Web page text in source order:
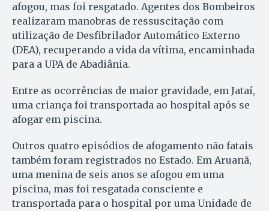
afogou, mas foi resgatado. Agentes dos Bombeiros
realizaram manobras de ressuscitação com
utilização de Desfibrilador Automático Externo
(DEA), recuperando a vida da vítima, encaminhada
para a UPA de Abadiânia.
Entre as ocorrências de maior gravidade, em Jataí,
uma criança foi transportada ao hospital após se
afogar em piscina.
Outros quatro episódios de afogamento não fatais
também foram registrados no Estado. Em Aruanã,
uma menina de seis anos se afogou em uma
piscina, mas foi resgatada consciente e
transportada para o hospital por uma Unidade de